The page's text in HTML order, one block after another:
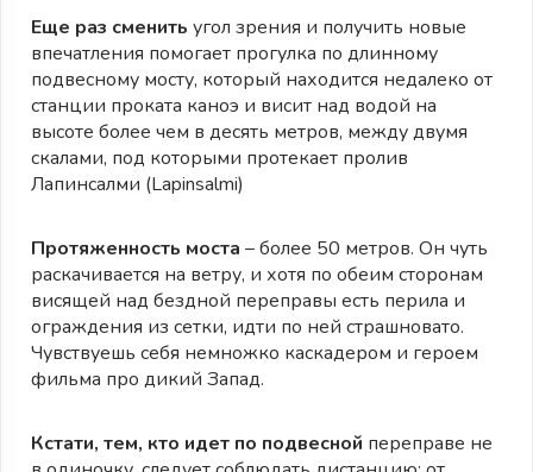
Еще раз сменить угол зрения и получить новые
впечатления помогает прогулка по длинному
подвесному мосту, который находится недалеко от
станции проката каноэ и висит над водой на
высоте более чем в десять метров, между двумя
скалами, под которыми протекает пролив
Лапинсалми (Lapinsalmi)
Протяженность моста – более 50 метров. Он чуть
раскачивается на ветру, и хотя по обеим сторонам
висящей над бездной переправы есть перила и
ограждения из сетки, идти по ней страшновато.
Чувствуешь себя немножко каскадером и героем
фильма про дикий Запад.
Кстати, тем, кто идет по подвесной переправе не